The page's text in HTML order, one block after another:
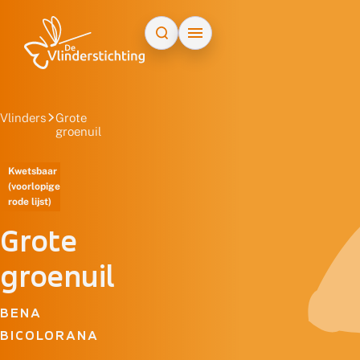
Vlinders
Grote
groenuil
Kwetsbaar
(voorlopige
rode lijst)
Grote
groenuil
BENA
BICOLORANA